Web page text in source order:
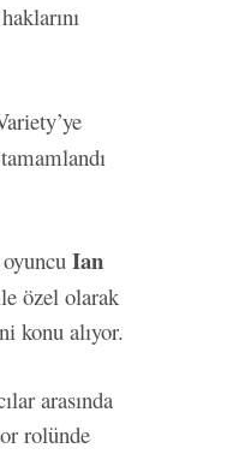
Ian
özel olarak
konu alıyor.
arasında
rolünde